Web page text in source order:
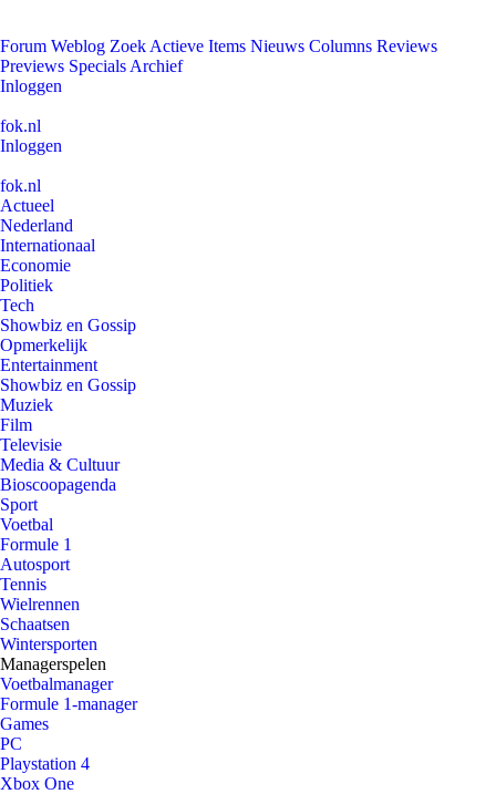
Forum Weblog Zoek Actieve Items Nieuws Columns Reviews
Previews Specials Archief
Inloggen
fok.nl
Inloggen
fok.nl
Actueel
Nederland
Internationaal
Economie
Politiek
Tech
Showbiz en Gossip
Opmerkelijk
Entertainment
Showbiz en Gossip
Muziek
Film
Televisie
Media & Cultuur
Bioscoopagenda
Sport
Voetbal
Formule 1
Autosport
Tennis
Wielrennen
Schaatsen
Wintersporten
Managerspelen
Voetbalmanager
Formule 1-manager
Games
PC
Playstation 4
Xbox One